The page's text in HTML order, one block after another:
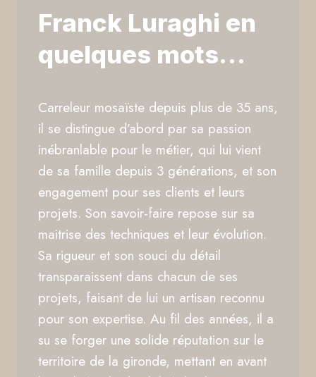
Franck Luraghi en
quelques mots…
Carreleur mosaïste depuis plus de 35 ans,
il se distingue d’abord par sa passion
inébranlable pour le métier, qui lui vient
de sa famille depuis 3 générations, et son
engagement pour ses clients et leurs
projets. Son savoir-faire repose sur sa
maitrise des techniques et leur évolution.
Sa rigueur et son souci du détail
transparaissent dans chacun de ses
projets, faisant de lui un artisan reconnu
pour son expertise. Au fil des années, il a
su se forger une solide réputation sur le
territoire de la gironde, mettant en avant